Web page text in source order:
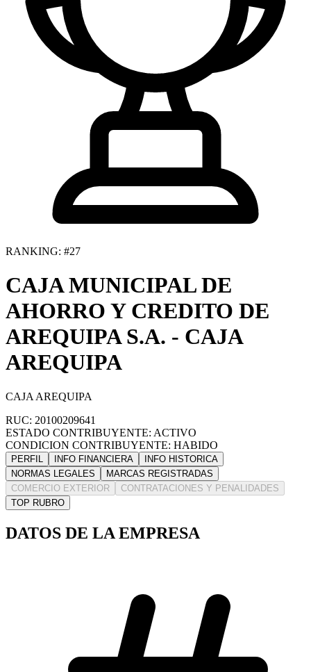
RANKING: #27
CAJA MUNICIPAL DE
AHORRO Y CREDITO DE
AREQUIPA S.A. - CAJA
AREQUIPA
CAJA AREQUIPA
RUC: 20100209641
ESTADO CONTRIBUYENTE: ACTIVO
CONDICION CONTRIBUYENTE: HABIDO
PERFIL INFO FINANCIERA
INFO HISTORICA
NORMAS LEGALES
MARCAS REGISTRADAS
COMERCIO EXTERIOR
CONTRATACIONES Y PENALIDADES
TOP RUBRO
DATOS DE LA EMPRESA